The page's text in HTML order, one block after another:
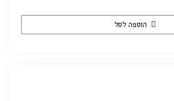
הוספה לסל